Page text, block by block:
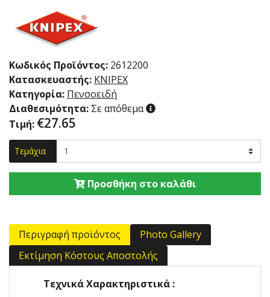
Κωδικός Προϊόντος: 2612200
Κατασκευαστής: KNIPEX
Κατηγορία: Πενσοειδή
Διαθεσιμότητα: Σε απόθεμα
Τιμή: €27.65
Τεμάχια
Προσθήκη στο καλάθι
Περιγραφή προϊόντος
Photo Gallery
Εκτίμηση Κόστους Αποστολής
Τεχνικά Χαρακτηριστικά :